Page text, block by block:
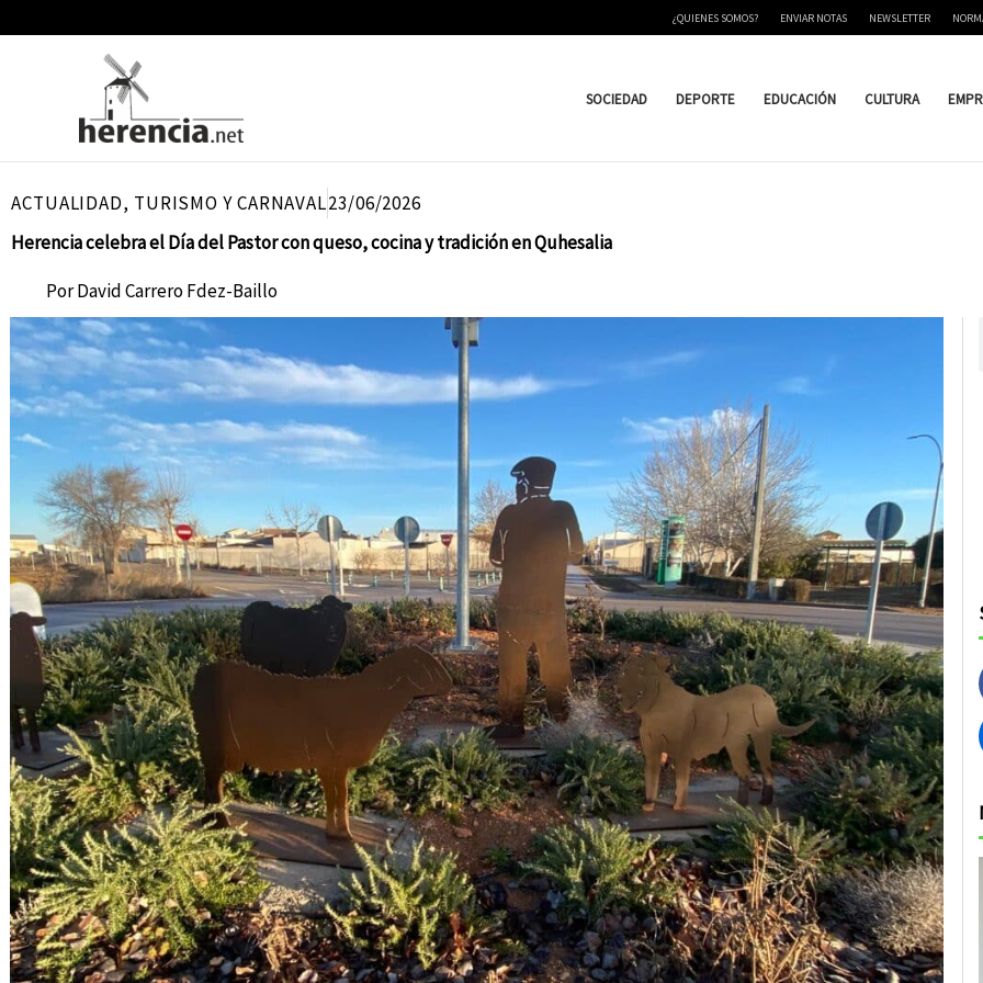
¿QUIENES SOMOS? ENVIAR NOTAS NEWSLETTER
SOCIEDAD DEPORTE EDUCACIÓN CULTURA
ACTUALIDAD, TURISMO Y CARNAVAL23/06/2026
Herencia celebra el Día del Pastor con queso, cocina y tradición en Quhesalia
PorDavid Carrero Fdez-Baillo